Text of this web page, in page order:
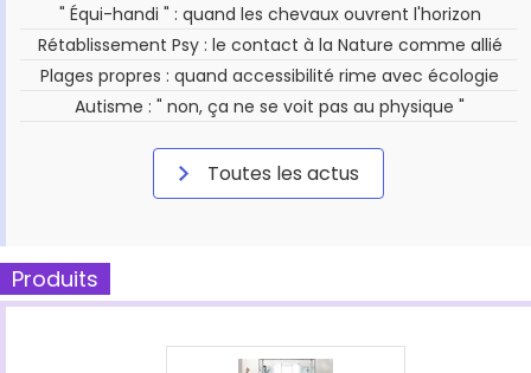
" Équi-handi " : quand les chevaux ouvrent l'horizon
Rétablissement Psy : le contact à la Nature comme allié
Plages propres : quand accessibilité rime avec écologie
Autisme : " non, ça ne se voit pas au physique "
Toutes les actus
Produits